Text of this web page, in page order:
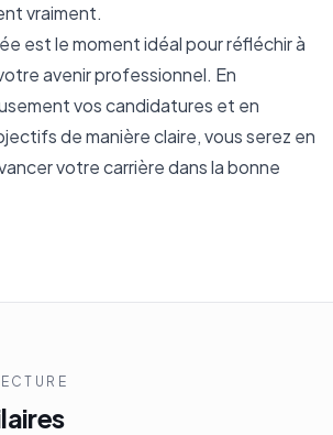
vraiment.
est le moment idéal pour réfléchir à
avenir professionnel. En
vos candidatures et en
de manière claire, vous serez en
votre carrière dans la bonne